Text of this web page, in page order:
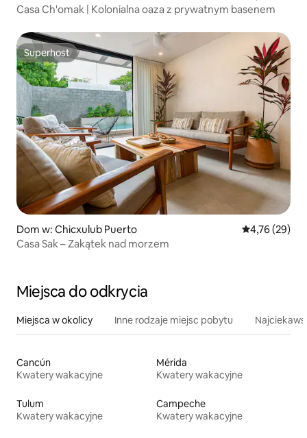
Casa Ch'omak | Kolonialna oaza z prywatnym basenem
Superhost
Superhost
Dom w: Chicxulub Puerto Średnia
4,76 (29)
Casa Sak – Zakątek nad morzem
Miejsca do odkrycia
Miejsca w okolicy Inne rodzaje miejsc pobytu
Cancún
Kwatery wakacyjne
Mérida
Kwatery wakacyjne
Tulum
Kwatery wakacyjne
Campeche
Kwatery wakacyjne